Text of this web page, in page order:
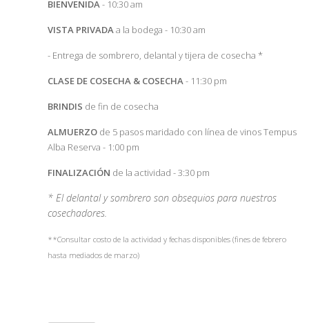
BIENVENIDA- 10:30 am
VISTA PRIVADAa la bodega - 10:30 am
- Entrega de sombrero, delantal y tijera de cosecha *
CLASE DE COSECHA & COSECHA- 11:30 pm
BRINDIS de fin de cosecha
ALMUERZO de 5 pasos maridado con línea de vinos Tempus
Alba Reserva - 1:00 pm
FINALIZACIÓN de la actividad - 3:30 pm
* El delantal y sombrero son obsequios para nuestros
cosechadores.
**Consultar costo de la actividad y fechas disponibles (fines de febrero
hasta mediados de marzo)